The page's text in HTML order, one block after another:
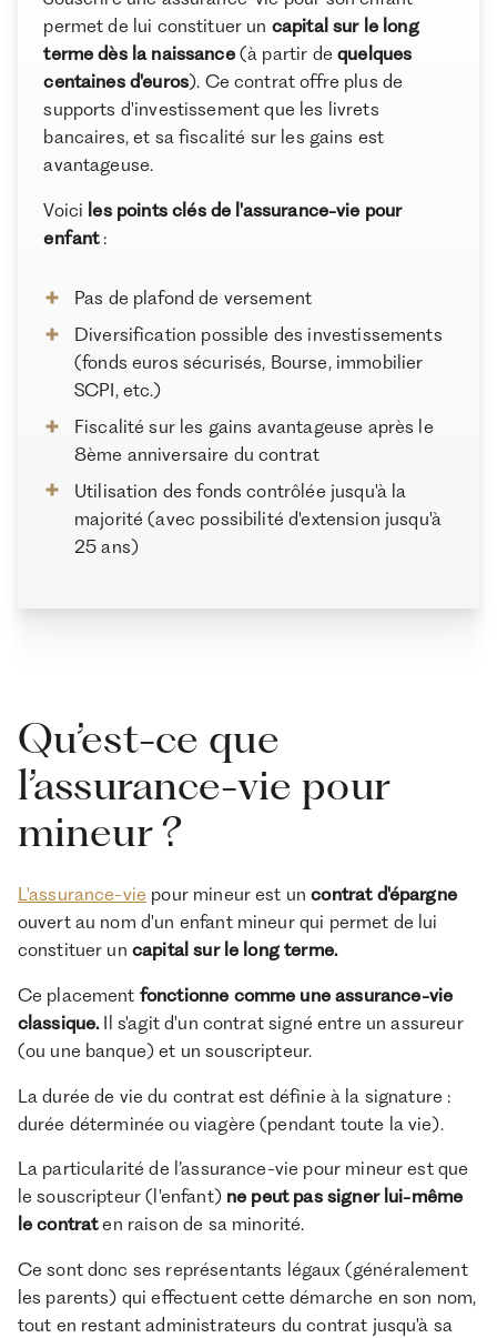
Comment effectuer des versements sur l’assurance-
vie de son enfant ?
Comment contrôler les retraits de l’assurance-vie
pour enfant ?
Comment gérer une assurance-vie enfant si les
parents sont séparés ?
Les alternatives à l’assurance-vie pour enfant
Comment souscrire à une assurance-vie pour enfant
Comment choisir la bonne assurance-vie pour enfant
?
À propos de Ramify
Ramify est l’alternative digitale à la banque privée.
Pour une clientèle exigeante, nous combinons
expertise patrimoniale, technologie et sélection
rigoureuse des meilleurs produits du marché, dans
permet de lui constituer un capital sur le long
terme dès la naissance(à partir dequelques
centaines d'euros). Ce contrat offre plus de
supports d'investissement que les livrets
bancaires, et sa fiscalité sur les gains est
avantageuse.
Voici les points clés de l'assurance-vie pour
enfant:
Pas de plafond de versement
Diversification possible des investissements
(fonds euros sécurisés, Bourse, immobilier
SCPI, etc.)
Fiscalité sur les gains avantageuse après le
8ème anniversaire du contrat
Utilisation des fonds contrôlée jusqu'à la
majorité (avec possibilité d'extension jusqu'à
25 ans)
Qu’est-ce que
l’assurance-vie pour
mineur ?
L'assurance-vie pour mineur est un contrat d'épargne
ouvert au nom d'un enfant mineur qui permet de lui
constituer un capital sur le long terme.
Ce placement fonctionne comme une assurance-vie
classique. Il s'agit d'un contrat signé entre un assureur
(ou une banque) et un souscripteur.
La durée de vie du contrat est définie à la signature :
durée déterminée ou viagère (pendant toute la vie).
La particularité de l’assurance-vie pour mineur est que
le souscripteur (l'enfant)ne peut pas signer lui-même
le contraten raison de sa minorité.
Ce sont donc ses représentants légaux (généralement
les parents) qui effectuent cette démarche en son nom,
tout en restant administrateurs du contrat jusqu'à sa